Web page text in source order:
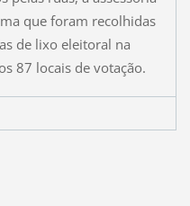
que foram recolhidas
de lixo eleitoral na
87 locais de votação.